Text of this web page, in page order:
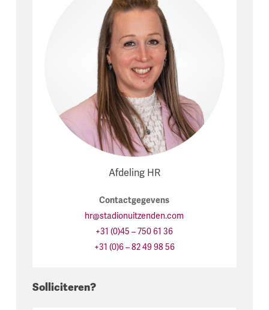
Afdeling HR
Contactgegevens
hr@stadionuitzenden.com
+31 (0)45 – 750 61 36
+31 (0)6 – 82 49 98 56
Solliciteren?